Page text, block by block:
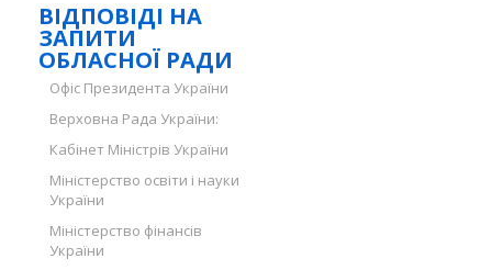
ВІДПОВІДІ НА
ЗАПИТИ
ОБЛАСНОЇ РАДИ
Офіс Президента України
Верховна Рада України:
Кабінет Міністрів України
Міністерство освіти і науки
України
Міністерство фінансів
України